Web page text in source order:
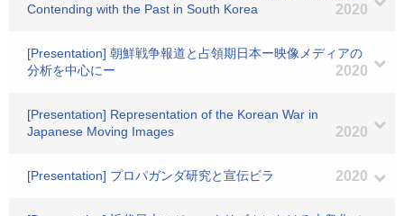
Contending with the Past in South Korea
2020
[Presentation] 朝鮮戦争報道と占領期日本ー映像メディアの
分析を中心にー
2020
[Presentation] Representation of the Korean War in
Japanese Moving Images
2020
[Presentation] プロパガンダ研究と宣伝ビラ 2020